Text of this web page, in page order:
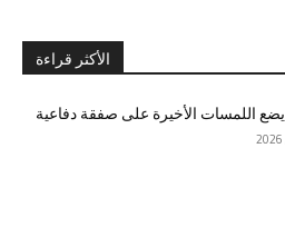
الأكثر قراءة
يضع اللمسات الأخيرة على صفقة دفاعية